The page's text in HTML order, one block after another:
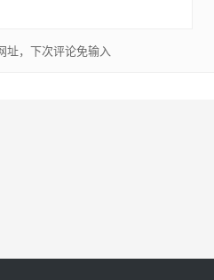
址，下次评论免输入